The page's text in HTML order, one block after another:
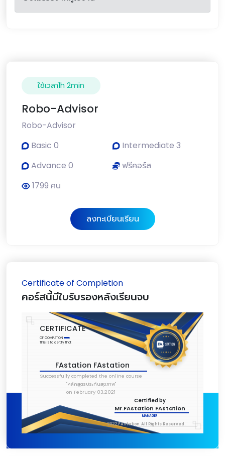
ใช้เวลา1h 2min
Robo-Advisor
Robo-Advisor
Basic 0
Intermediate 3
Advance 0
ฟรีคอร์ส
1799 คน
ลงทะเบียนเรียน
Certificate of Completion
คอร์สนี้มีใบรับรองหลังเรียนจบ
CERTIFICATE
OF COMPLETION
This is to certify that
FAstation FAstation
Successfully completed the online course
"หลักสูตรประกันสุขภาพ"
on February 03,2021
Certified by
Mr.FAstation FAstation
MANAGER
2022 FAstation. All Rights Reserved.